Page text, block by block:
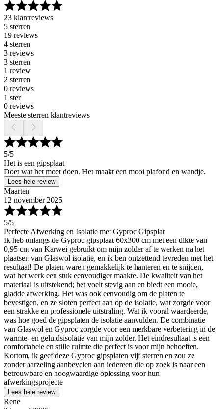
23 klantreviews
5 sterren
19 reviews
4 sterren
3 reviews
3 sterren
1 review
2 sterren
0 reviews
1 ster
0 reviews
Meeste sterren klantreviews
5/5
Het is een gipsplaat
Doet wat het moet doen. Het maakt een mooi plafond en wandje.
Lees hele review
Maarten
12 november 2025
5/5
Perfecte Afwerking en Isolatie met Gyproc Gipsplat
Ik heb onlangs de Gyproc gipsplaat 60x300 cm met een dikte van
0,95 cm van Karwei gebruikt om mijn zolder af te werken na het
plaatsen van Glaswol isolatie, en ik ben ontzettend tevreden met het
resultaat! De platen waren gemakkelijk te hanteren en te snijden,
wat het werk een stuk eenvoudiger maakte. De kwaliteit van het
materiaal is uitstekend; het voelt stevig aan en biedt een mooie,
gladde afwerking. Het was ook eenvoudig om de platen te
bevestigen, en ze sloten perfect aan op de isolatie, wat zorgde voor
een strakke en professionele uitstraling. Wat ik vooral waardeerde,
was hoe goed de gipsplaten de isolatie aanvulden. De combinatie
van Glaswol en Gyproc zorgde voor een merkbare verbetering in de
warmte- en geluidsisolatie van mijn zolder. Het eindresultaat is een
comfortabele en stille ruimte die perfect is voor mijn behoeften.
Kortom, ik geef deze Gyproc gipsplaten vijf sterren en zou ze
zonder aarzeling aanbevelen aan iedereen die op zoek is naar een
betrouwbare en hoogwaardige oplossing voor hun
afwerkingsprojecte
Lees hele review
Rene